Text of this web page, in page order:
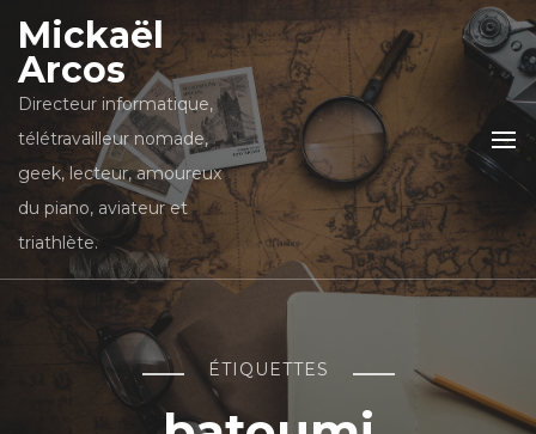
Mickaël
Arcos
Directeur informatique,
télétravailleur nomade,
geek, lecteur, amoureux
du piano, aviateur et
triathlète.
ÉTIQUETTES